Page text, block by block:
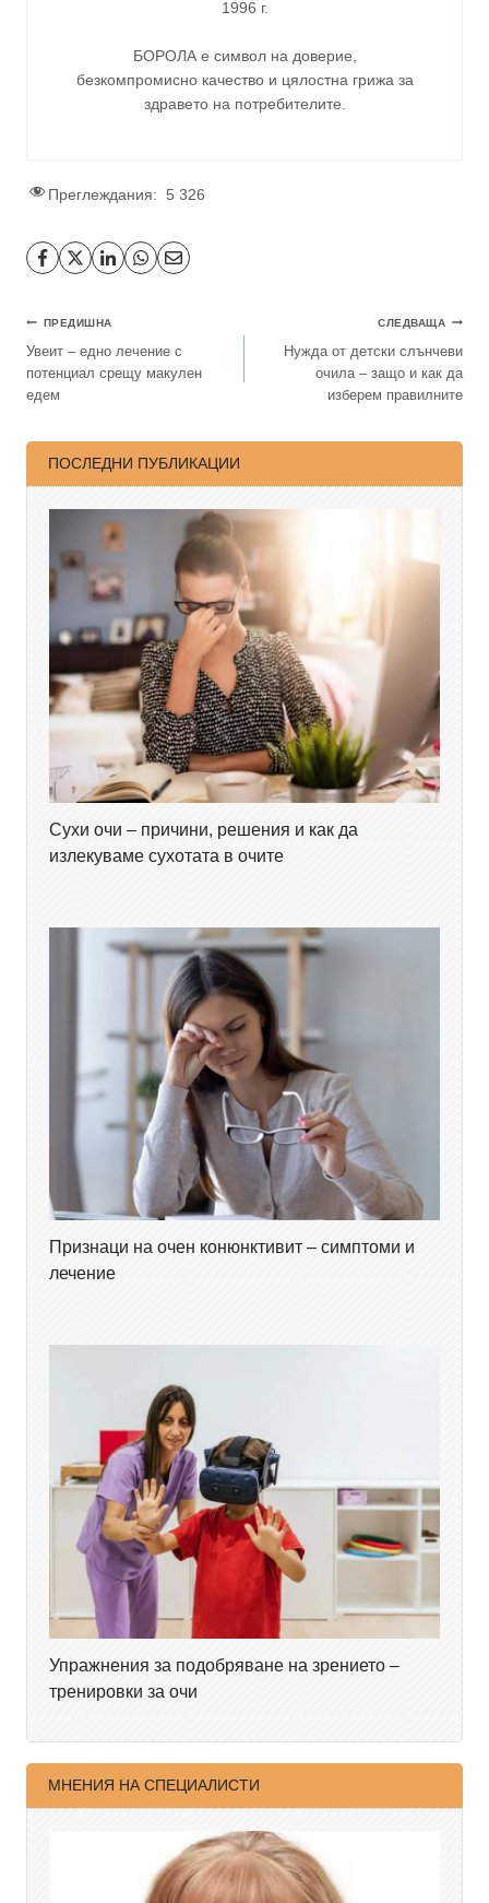
1996 г.
БОРОЛА е символ на доверие,
безкомпромисно качество и цялостна грижа за
здравето на потребителите
Преглеждания: 5 326
ПРЕДИШНА
Увеит – едно лечение с
потенциал срещу макулен
едем
СЛЕДВАЩА
Нужда от детски слънчеви
очила – защо и как да
изберем правилните
ПОСЛЕДНИ ПУБЛИКАЦИИ
Сухи очи – причини, решения и как да
излекуваме сухотата в очите
Признаци на очен конюнктивит – симптоми и
лечение
Упражнения за подобряване на зрението –
тренировки за очи
МНЕНИЯ НА СПЕЦИАЛИСТИ